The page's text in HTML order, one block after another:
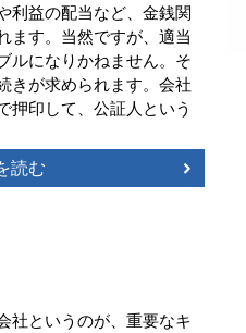
利益の配当など、金銭関
ます。当然ですが、適当
ルになりかねません。そ
きが求められます。会社
押印して、公証人という
読む
社というのが、重要なキ